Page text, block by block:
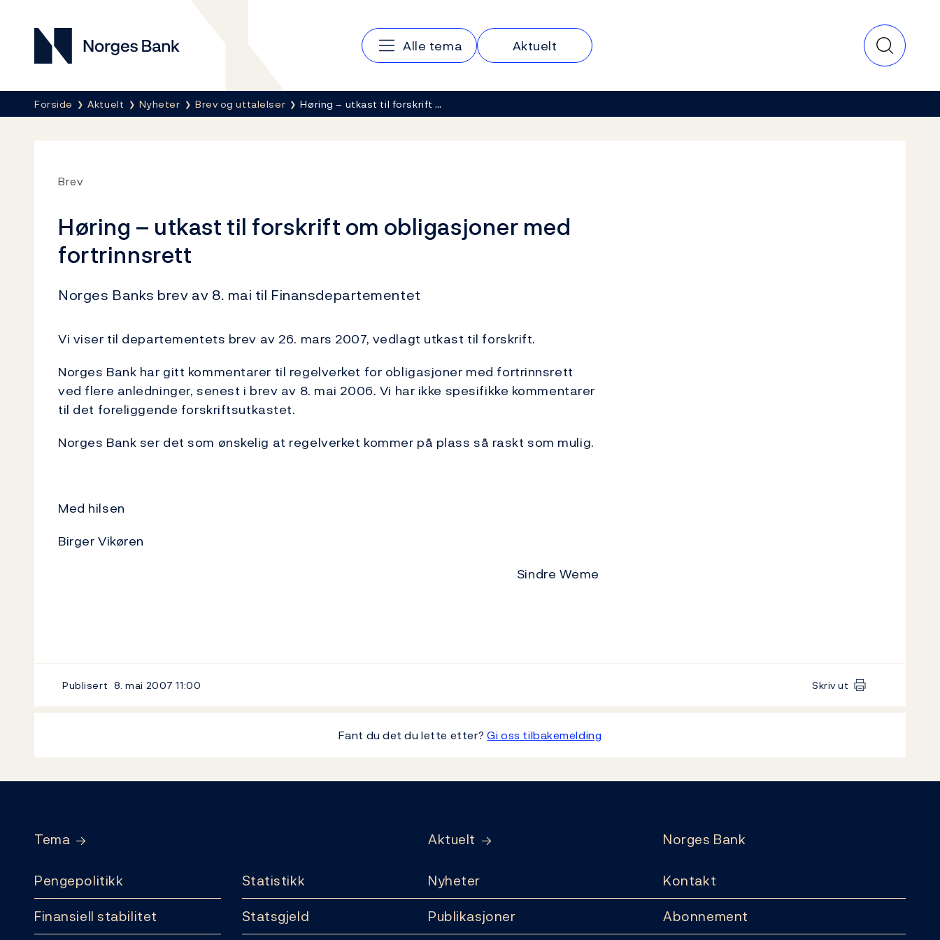
Norges Bank
Hovedmeny
Alle tema Aktuelt
Her er du nå:
Forside Aktuelt Nyheter Brev og uttalelser Høring – utkast til forskrift …
Brev
Høring – utkast til forskrift om obligasjoner med
fortrinnsrett
Norges Banks brev av 8. mai til Finansdepartementet
Vi viser til departementets brev av 26. mars 2007, vedlagt utkast til forskrift.
Norges Bank har gitt kommentarer til regelverket for obligasjoner med fortrinnsrett
ved flere anledninger, senest i brev av 8. mai 2006. Vi har ikke spesifikke kommentarer
til det foreliggende forskriftsutkastet.
Norges Bank ser det som ønskelig at regelverket kommer på plass så raskt som mulig.
Med hilsen
Birger Vikøren
Sindre Weme
Publisert 8. mai 200711:00 Skriv ut
Fant du det du lette etter?Gi oss tilbakemelding
Tema
Pengepolitikk
Finansiell stabilitet
Statistikk
Statsgjeld
Aktuelt
Nyheter
Publikasjoner
Norges Bank
Kontakt
Abonnement